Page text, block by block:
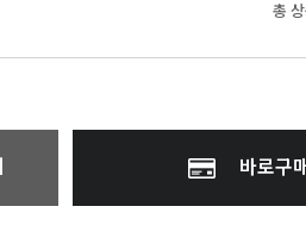
총
바로구